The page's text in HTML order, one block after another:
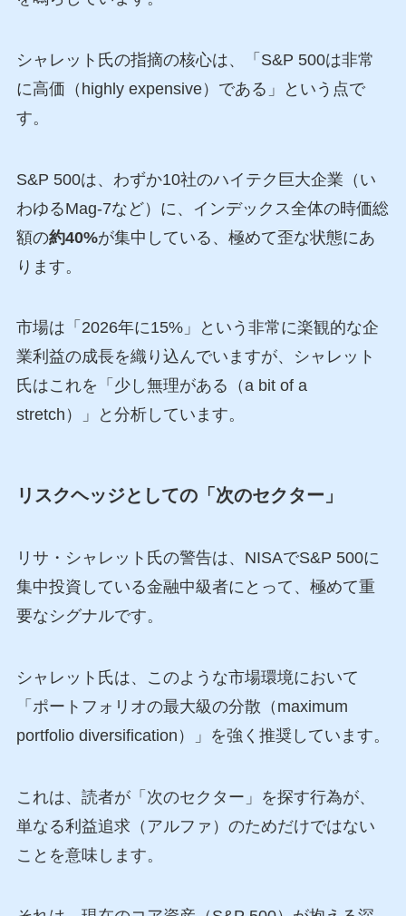
シャレット氏の指摘の核心は、「S&P 500は非常
に高価（highly expensive）である」という点で
す。
S&P 500は、わずか10社のハイテク巨大企業（い
わゆるMag-7など）に、インデックス全体の時価総
額の約40%が集中している、極めて歪な状態にあ
ります。
市場は「2026年に15%」という非常に楽観的な企
業利益の成長を織り込んでいますが、シャレット
氏はこれを「少し無理がある（a bit of a
stretch）」と分析しています。
リスクヘッジとしての「次のセクター」
リサ・シャレット氏の警告は、NISAでS&P 500に
集中投資している金融中級者にとって、極めて重
要なシグナルです。
シャレット氏は、このような市場環境において
「ポートフォリオの最大級の分散（maximum
portfolio diversification）」を強く推奨しています。
これは、読者が「次のセクター」を探す行為が、
単なる利益追求（アルファ）のためだけではない
ことを意味します。